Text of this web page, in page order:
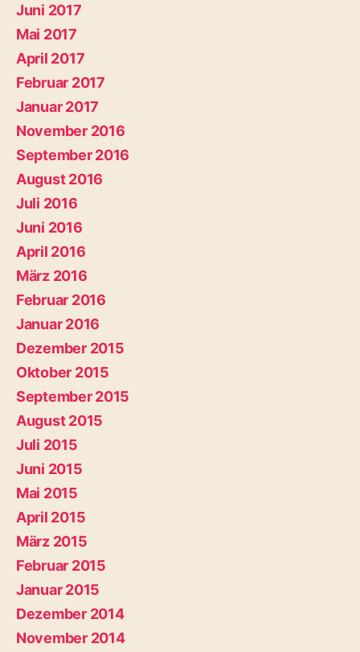
Juni 2017
Mai 2017
April 2017
Februar 2017
Januar 2017
November 2016
September 2016
August 2016
Juli 2016
Juni 2016
April 2016
März 2016
Februar 2016
Januar 2016
Dezember 2015
Oktober 2015
September 2015
August 2015
Juli 2015
Juni 2015
Mai 2015
April 2015
März 2015
Februar 2015
Januar 2015
Dezember 2014
November 2014